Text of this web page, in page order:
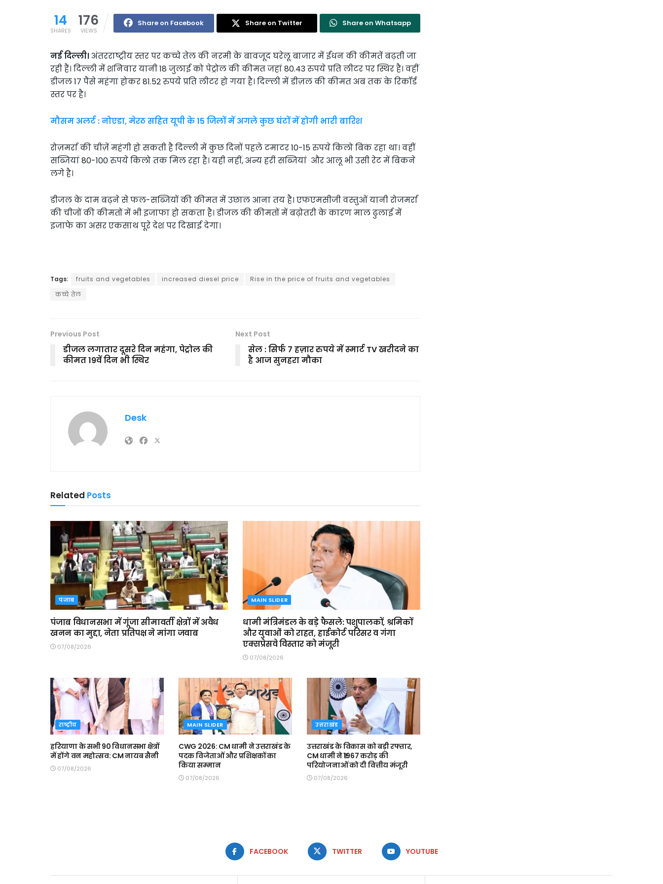
14
SHARES
176
VIEWS
Share on Facebook Share on Twitter Share on Whatsapp
नई दिल्ली। अंतरराष्ट्रीय स्तर पर कच्चे तेल की नरमी के बावजूद घरेलू बाजार में ईंधन की कीमतें बढ़ती जा
रही हैं। दिल्ली में शनिवार यानी 18 जुलाई को पेट्रोल की कीमत जहां 80.43 रुपये प्रति लीटर पर स्थिर है। वहीं
डीजल 17 पैसे महंगा होकर 81.52 रुपये प्रति लीटर हो गया है। दिल्ली में डीज़ल की कीमत अब तक के रिकॉर्ड
स्तर पर है।
मौसम अलर्ट : नोएडा, मेरठ सहित यूपी के 15 जिलों में अगले कुछ घंटों में होगी भारी बारिश
रोज़मर्रा की चीज़ें महंगी हो सकती है दिल्ली में कुछ दिनों पहले टमाटर 10-15 रुपये किलो बिक रहा था। वहीं
सब्जियां 80-100 रुपये किलो तक मिल रहा है। यही नहीं, अन्य हरी सब्जियां और आलू भी उसी रेट में बिकने
लगे है।
डीजल के दाम बढ़ने से फल-सब्जियों की कीमत में उछाल आना तय है। एफएमसीजी वस्तुओं यानी रोजमर्रा
की चीजों की कीमतों में भी इजाफा हो सकता है। डीजल की कीमतों में बढ़ोतरी के कारण माल ढुलाई में
इजाफे का असर एकसाथ पूरे देश पर दिखाई देगा।
Tags: fruits and vegetables increased diesel price
Rise in the price of fruits and vegetables
कच्चे तेल
Previous Post
डीजल लगातार दूसरे दिन महंगा, पेट्रोल की
कीमत 19वें दिन भी स्थिर
Next Post
सेल : सिर्फ 7 हज़ार रुपये में स्मार्ट TV खरीदने का
है आज सुनहरा मौका
Desk
Related Posts
पंजाब
पंजाब विधानसभा में गूंजा सीमावर्ती क्षेत्रों में अवैध
खनन का मुद्दा, नेता प्रतिपक्ष ने मांगा जवाब
07/08/2026
MAIN SLIDER
धामी मंत्रिमंडल के बड़े फैसले: पशुपालकों, श्रमिकों
और युवाओं को राहत, हाईकोर्ट परिसर व गंगा
एक्सप्रेसवे विस्तार को मंजूरी
07/08/2026
राष्ट्रीय
हरियाणा के सभी 90 विधानसभा क्षेत्रों
में होंगे वन महोत्सव: CM नायब सैनी
07/08/2026
MAIN SLIDER
CWG 2026: CM धामी ने उत्तराखंड के
पदक विजेताओं और प्रशिक्षकों का
किया सम्मान
07/08/2026
उत्तराखंड
उत्तराखंड के विकास को बड़ी रफ्तार,
CM धामी ने ₹1967 करोड़ की
परियोजनाओं को दी वित्तीय मंजूरी
07/08/2026
FACEBOOK TWITTER YOUTUBE